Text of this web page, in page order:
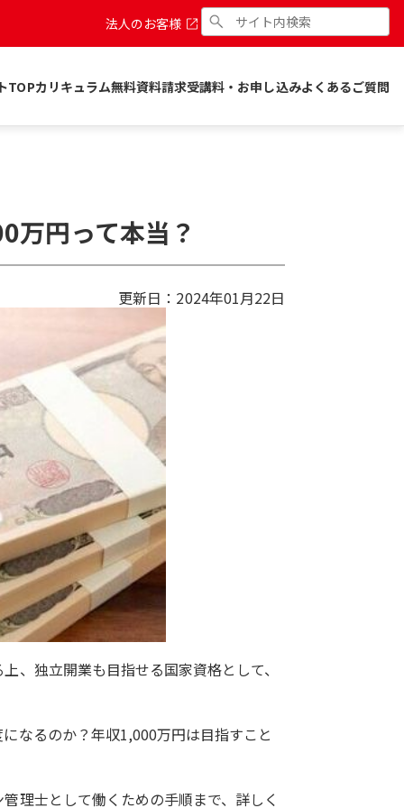
法人のお客様
TOPカリキュラム無料資料請求受講料・お申し込みよくあるご質問
万円って本当？
更新日： 2024年01月22日
、独立開業も目指せる国家資格として、
なるのか？年収1,000万円は目指すこと
理士として働くための手順まで、詳しく